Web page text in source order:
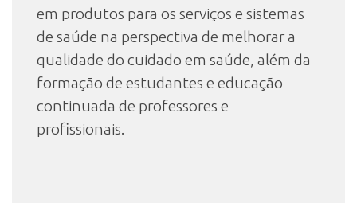
em produtos para os serviços e sistemas
de saúde na perspectiva de melhorar a
qualidade do cuidado em saúde, além da
formação de estudantes e educação
continuada de professores e
profissionais.